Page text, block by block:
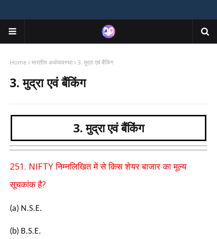
Home भारतीय अर्थव्यवस्था 3. मुद्रा एवं बैंकिंग
3. मुद्रा एवं बैंकिंग
3. मुद्रा एवं बैंकिंग
251. NIFTYनिम्नलिखित में से किस शेयर बाजार का मूल्य
सूचकांक है?
(a) N.S.E.
(b) B.S.E.